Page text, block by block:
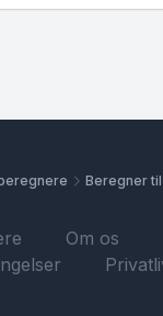
Beregner
Om os